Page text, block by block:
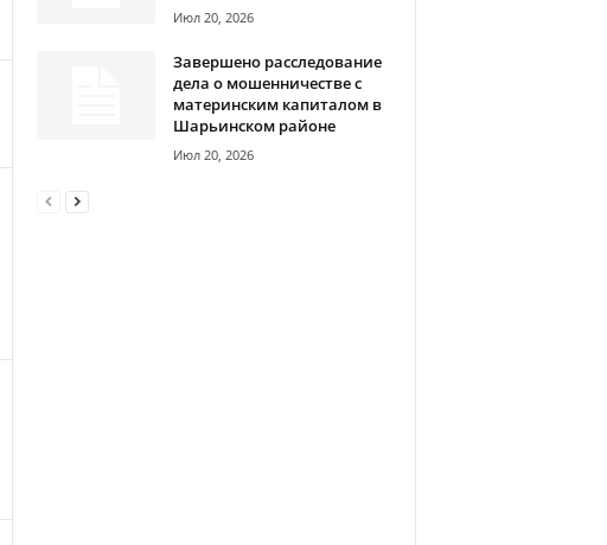
Июл 20, 2026
Завершено расследование
дела о мошенничестве с
материнским капиталом в
Шарьинском районе
Июл 20, 2026